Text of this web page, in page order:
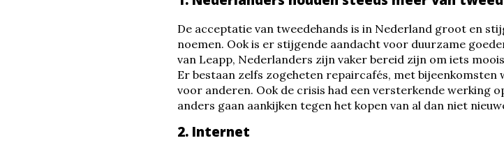
De acceptatie van tweedehands is in Nederland groot en
noemen. Ook is er stijgende aandacht voor duurzame
van Leapp, Nederlanders zijn vaker bereid zijn om iets
Er bestaan zelfs zogeheten repaircafés, met
voor anderen. Ook de crisis had een versterkende werking
anders gaan aankijken tegen het kopen van al dan niet
2. Internet